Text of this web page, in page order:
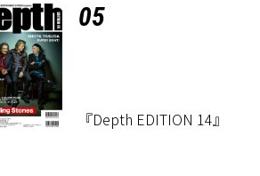
05
『Depth EDITION 14』